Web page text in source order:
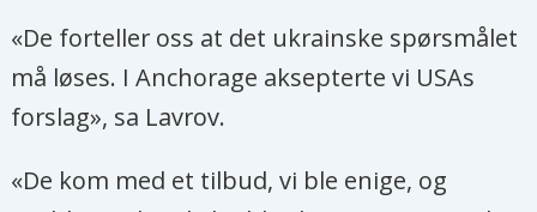
«De forteller oss at det ukrainske spørsmålet
må løses. I Anchorage aksepterte vi USAs
forslag», sa Lavrov.
«De kom med et tilbud, vi ble enige, og